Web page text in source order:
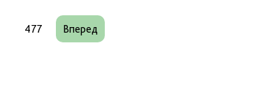
477 Вперед